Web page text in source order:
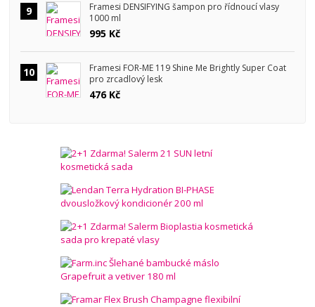
9
Framesi DENSIFYING šampon pro řídnoucí vlasy
1000 ml
995 Kč
10
Framesi FOR-ME 119 Shine Me Brightly Super Coat
pro zrcadlový lesk
476 Kč